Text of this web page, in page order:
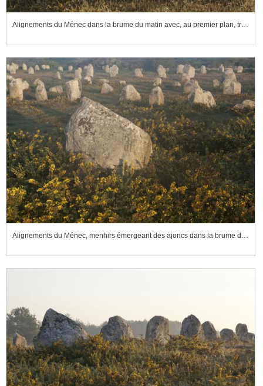
Alignements du Ménec dans la brume du matin avec, au premier plan, trois menhirs émergeant de la lande
Alignements du Ménec, menhirs émergeant des ajoncs dans la brume du matin